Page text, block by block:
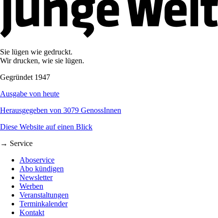
Sie lügen wie gedruckt.
Wir drucken, wie sie lügen.
Gegründet 1947
Ausgabe von heute
Herausgegeben von 3079 GenossInnen
Diese Website auf einen Blick
→ Service
Aboservice
Abo kündigen
Newsletter
Werben
Veranstaltungen
Terminkalender
Kontakt